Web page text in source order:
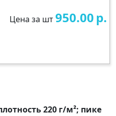
Цена за шт950.00р.
220 г/м²; пике